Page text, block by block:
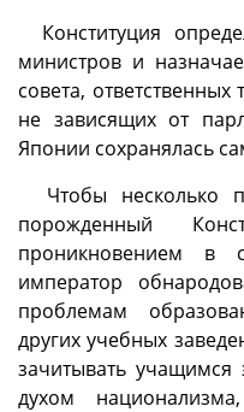
Конституция
министров и
совета,
не зависящих от
Японии сохранялась
Чтобы несколько
порожденный
проникновением в
император
проблемам
других учебных
зачитывать учащимся
духом